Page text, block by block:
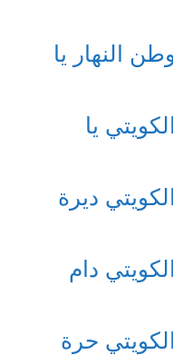
النهار يا
يا
ديرة
دام
حرة